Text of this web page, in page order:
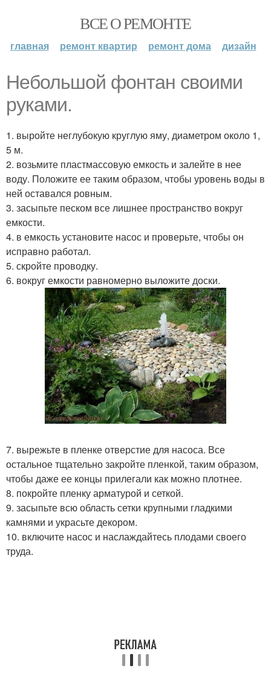
ВСЕ О РЕМОНТЕ
главная ремонт квартир ремонт дома дизайн
Небольшой фонтан своими
руками.
1. выройте неглубокую круглую яму, диаметром около 1,
5 м.
2. возьмите пластмассовую емкость и залейте в нее
воду. Положите ее таким образом, чтобы уровень воды в
ней оставался ровным.
3. засыпьте песком все лишнее пространство вокруг
емкости.
4. в емкость установите насос и проверьте, чтобы он
исправно работал.
5. скройте проводку.
6. вокруг емкости равномерно выложите доски.
7. вырежьте в пленке отверстие для насоса. Все
остальное тщательно закройте пленкой, таким образом,
чтобы даже ее концы прилегали как можно плотнее.
8. покройте пленку арматурой и сеткой.
9. засыпьте всю область сетки крупными гладкими
камнями и украсьте декором.
10. включите насос и наслаждайтесь плодами своего
труда.